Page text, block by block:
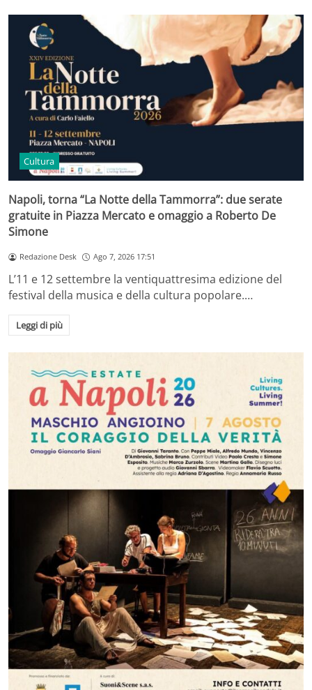
Cultura
Napoli, torna “La Notte della Tammorra”: due serate
gratuite in Piazza Mercato e omaggio a Roberto De
Simone
Redazione Desk Ago 7, 2026 17:51
L’11 e 12 settembre la ventiquattresima edizione del
festival della musica e della cultura popolare.…
Leggi di più